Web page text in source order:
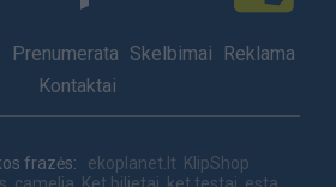
Prenumerata Skelbimai
Reklama
Kontaktai
frazės: ekoplanet.lt KlipShop